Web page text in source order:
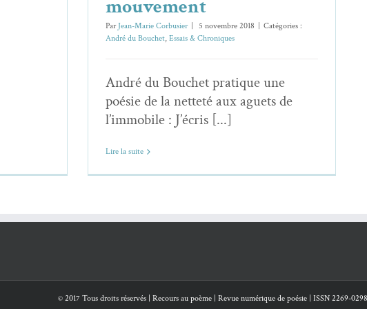
mouvement
Par Jean-Marie Corbusier 5 novembre 2018
Catégories :
André du Bouchet, Essais & Chroniques
André du Bouchet pratique une
poésie de la netteté aux aguets de
l’immobile : J’écris [...]
Lire la suite
© 2017 Tous droits réservés | Recours au poème | Revue numérique de poésie | ISSN 2269-0298